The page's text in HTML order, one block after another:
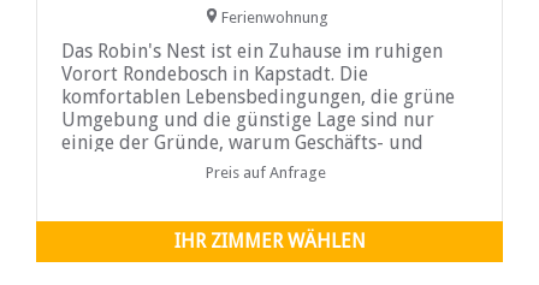
Ferienwohnung
Das Robin's Nest ist ein Zuhause im ruhigen
Vorort Rondebosch in Kapstadt. Die
komfortablen Lebensbedingungen, die grüne
Umgebung und die günstige Lage sind nur
einige der Gründe, warum Geschäfts- und
Urlaubsreisende in Robins Nest zurückkehren.
Preis auf Anfrage
IHR ZIMMER WÄHLEN